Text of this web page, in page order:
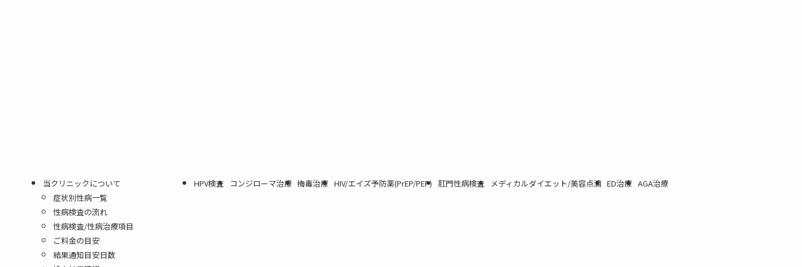
当クリニックについて
症状別性病一覧
性病検査の流れ
性病検査/性病治療項目
ご料金の目安
結果通知目安日数
HPV検査 コンジローマ治療 梅毒治療 HIV/エイズ予防薬(PrEP/PEP) 肛門性病検査 メディカルダイエット/美容点滴 ED治療 AGA治療